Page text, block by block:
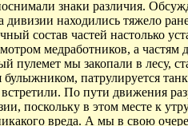
знаки различия.
дивизии находились тяжело
состав частей настолько
медработников, а
мы закопали в лесу,
патрулируется
По пути движения
поскольку в этом месте к
вреда. А мы в свою